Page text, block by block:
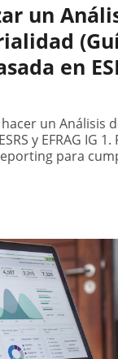
un
en
un Análisis
y EFRAG IG
para